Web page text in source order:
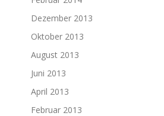
Dezember 2013
Oktober 2013
August 2013
Juni 2013
April 2013
Februar 2013